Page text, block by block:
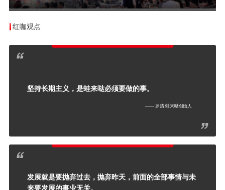
红咖观点
坚持长期主义，是蛙来哒必须要做的事。
—— 罗清 蛙来哒创始人
发展就是要抛弃过去，抛弃昨天，前面的全部事情与未
来要发展的事业无关。